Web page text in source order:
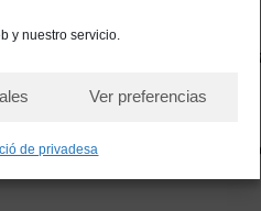
y nuestro servicio.
Ver preferencias
de privadesa
a un segell de temps
de temps electrònic.
la data i hora que s’indiquen i